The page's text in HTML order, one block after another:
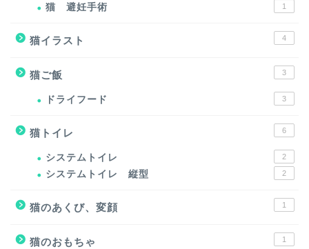
猫 避妊手術 1
猫イラスト 4
猫ご飯 3
ドライフード 3
猫トイレ 6
システムトイレ 2
システムトイレ 縦型 2
猫のあくび、変顔 1
猫のおもちゃ 1